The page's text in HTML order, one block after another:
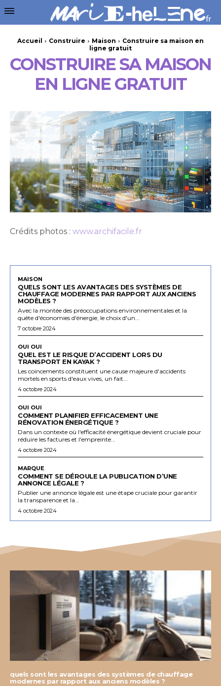
Accueil Construire Maison
Construire sa maison en
ligne gratuit
CONSTRUIRE SA MAISON
EN LIGNE GRATUIT
Crédits photos : www.archifacile.fr
MAISON
QUELS SONT LES AVANTAGES DES SYSTÈMES DE
CHAUFFAGE MODERNES PAR RAPPORT AUX ANCIENS
MODÈLES ?
Avec la montée des préoccupations environnementales et la
quête d'économies d'énergie, le choix d'un...
7 octobre 2024
OUI OUI
QUEL EST LE RISQUE D’ACCIDENT LORS DU
TRANSPORT EN KAYAK ?
Les coincements constituent une cause majeure d'accidents
mortels en sports d'eaux vives, un fait...
4 octobre 2024
OUI OUI
COMMENT PLANIFIER EFFICACEMENT UNE
RÉNOVATION ÉNERGÉTIQUE ?
Dans un contexte où l'efficacité énergétique devient cruciale pour
réduire les factures et l'empreinte...
4 octobre 2024
MARQUE
COMMENT SE DÉROULE LA PUBLICATION D’UNE
ANNONCE LÉGALE ?
Publier une annonce légale est une étape cruciale pour garantir
la transparence et la...
4 octobre 2024
quels sont les avantages des systèmes de chauffage
modernes par rapport aux anciens modèles ?